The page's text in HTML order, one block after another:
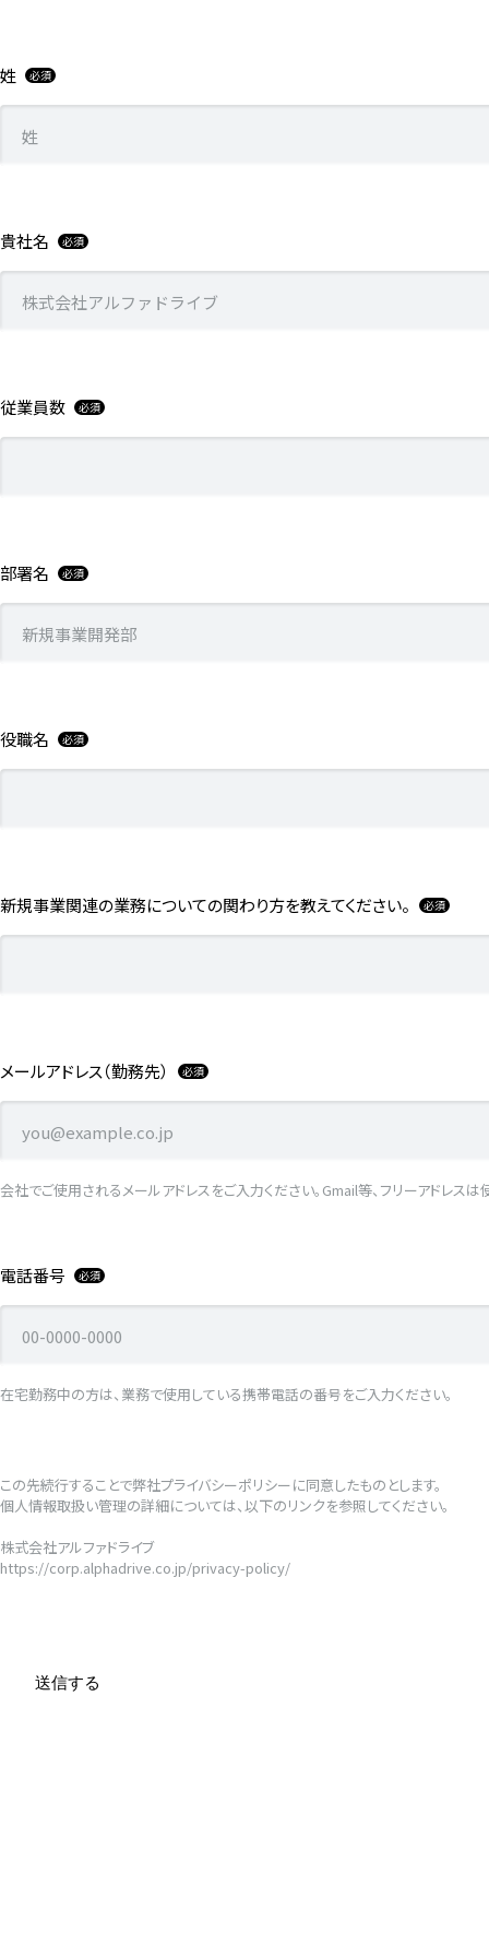
姓
貴社名
従業員数
部署名
役職名
新規事業関連の業務についての関わり方を教えてください。
メールアドレス（勤務先）
会社でご使用されるメールアドレスをご入力ください。Gmail等、フリーアドレスは
電話番号
在宅勤務中の方は、業務で使用している携帯電話の番号をご入力ください。
この先続行することで弊社プライバシーポリシーに同意したものとします。
個人情報取扱い管理の詳細については、以下のリンクを参照してください。
株式会社アルファドライブ
https://corp.alphadrive.co.jp/privacy-policy/